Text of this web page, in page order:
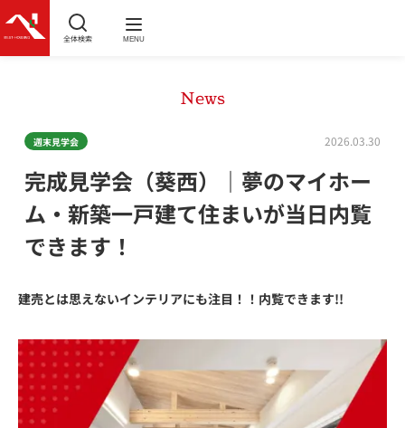
全体検索 MENU
News
週末見学会 2026.03.30
完成見学会（葵西）｜夢のマイホー
ム・新築一戸建て住まいが当日内覧
できます！
建売とは思えないインテリアにも注目 ！！内覧できます!!